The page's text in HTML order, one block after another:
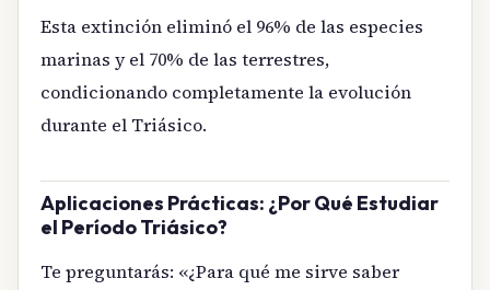
Esta extinción eliminó el 96% de las especies
marinas y el 70% de las terrestres,
condicionando completamente la evolución
durante el Triásico.
Aplicaciones Prácticas: ¿Por Qué Estudiar
el Período Triásico?
Te preguntarás: «¿Para qué me sirve saber